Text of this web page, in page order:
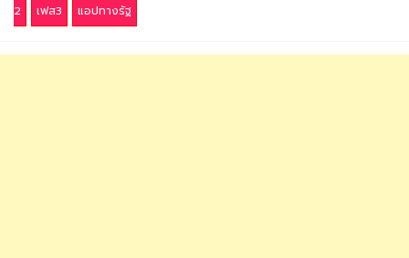
2
เฟส3 แอปทางรัฐ